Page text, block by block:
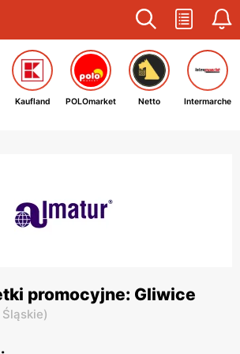
Kaufland POLOmarket Netto Intermarche
promocyjne: Gliwice
)